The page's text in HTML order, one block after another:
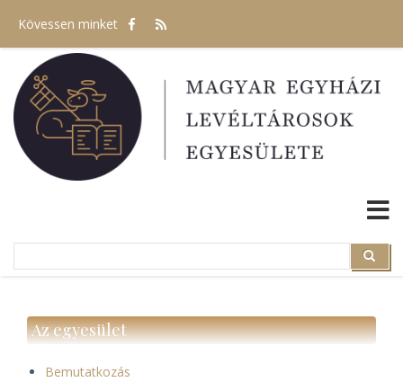
tartalomra
Kövessen minket
Search
Az egyesület
Bemutatkozás